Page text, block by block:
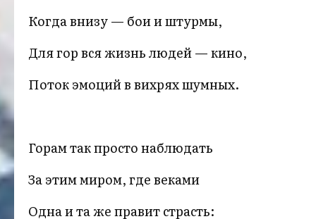
Когда внизу — бои и штурмы,
Для гор вся жизнь людей — кино,
Поток эмоций в вихрях шумных.
Горам так просто наблюдать
За этим миром, где веками
Одна и та же правит страсть: